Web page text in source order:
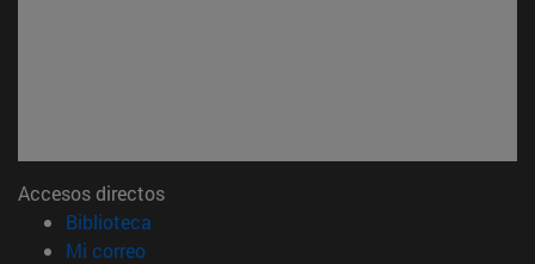
Accesos directos
Biblioteca
Mi correo(abre en nueva ventana)